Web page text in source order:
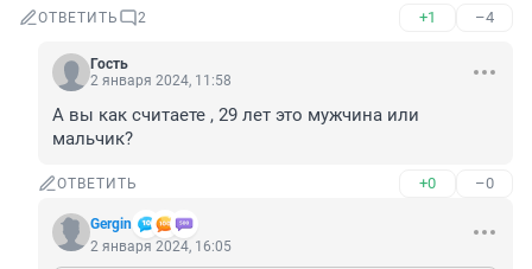
ОТВЕТИТЬ 2 +1 –4
Гость
2 января 2024, 11:58
А вы как считаете , 29 лет это мужчина или
мальчик?
ОТВЕТИТЬ +0 –0
Gergin
2 января 2024, 16:05